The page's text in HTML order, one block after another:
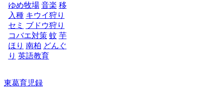
ゆめ牧場 音楽 移
入種 キウイ狩り
セミ ブドウ狩り
コバエ対策 蚊 芋
ほり 南柏 どんぐ
り 英語教育
東葛育児録